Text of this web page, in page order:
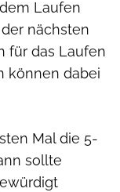
Laufen
nächsten
für das Laufen
können dabei
Mal die 5-
sollte